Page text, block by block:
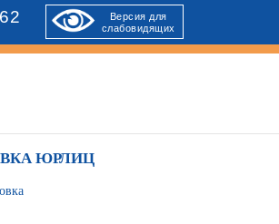
Версия для
слабовидящих
ЮРЛИЦ